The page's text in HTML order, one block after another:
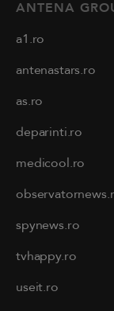
ANTENA
a1.ro
antenastars.ro
as.ro
deparinti.ro
medicool.ro
spynews.ro
tvhappy.ro
useit.ro